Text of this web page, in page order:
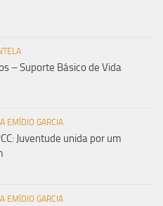
– Suporte Básico de Vida
EMÍDIO GARCIA
Juventude unida por um
EMÍDIO GARCIA